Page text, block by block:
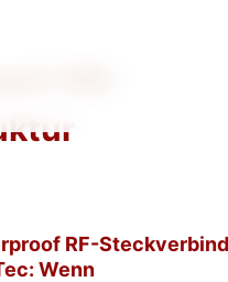
RF-
Wenn